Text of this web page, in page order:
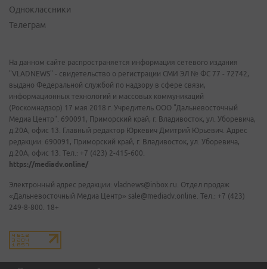
Одноклассники
Телеграм
На данном сайте распространяется информация сетевого издания
"VLADNEWS" - свидетельство о регистрации СМИ ЭЛ № ФС 77 - 72742,
выдано Федеральной службой по надзору в сфере связи,
информационных технологий и массовых коммуникаций
(Роскомнадзор) 17 мая 2018 г. Учредитель ООО "Дальневосточный
Медиа Центр". 690091, Приморский край, г. Владивосток, ул. Уборевича,
д.20А, офис 13. Главный редактор Юркевич Дмитрий Юрьевич. Адрес
редакции: 690091, Приморский край, г. Владивосток, ул. Уборевича,
д.20А, офис 13. Тел.: +7 (423) 2-415-600.
https://mediadv.online/
Электронный адрес редакции: vladnews@inbox.ru. Отдел продаж
«Дальневосточный Медиа Центр» sale@mediadv.online. Тел.: +7 (423)
249-8-800. 18+